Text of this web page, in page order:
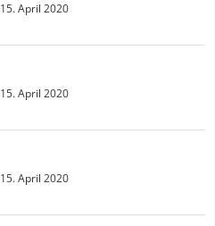
15. April 2020
15. April 2020
15. April 2020